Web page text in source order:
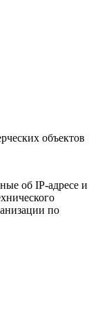
объектов
об IP-адресе и
по